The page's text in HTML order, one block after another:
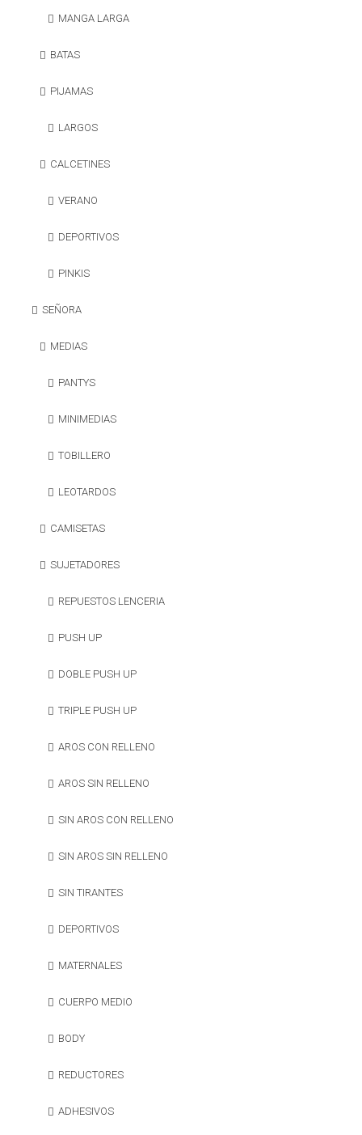
MANGA LARGA
BATAS
PIJAMAS
LARGOS
CALCETINES
VERANO
DEPORTIVOS
PINKIS
SEÑORA
MEDIAS
PANTYS
MINIMEDIAS
TOBILLERO
LEOTARDOS
CAMISETAS
SUJETADORES
REPUESTOS LENCERIA
PUSH UP
DOBLE PUSH UP
TRIPLE PUSH UP
AROS CON RELLENO
AROS SIN RELLENO
SIN AROS CON RELLENO
SIN AROS SIN RELLENO
SIN TIRANTES
DEPORTIVOS
MATERNALES
CUERPO MEDIO
BODY
REDUCTORES
ADHESIVOS